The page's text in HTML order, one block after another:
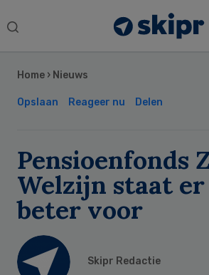
Search
Home › Nieuws
Opslaan Reageer nu Delen
Pensioenfonds
Welzijn staat
beter voor
Skipr Redactie
Sidebar